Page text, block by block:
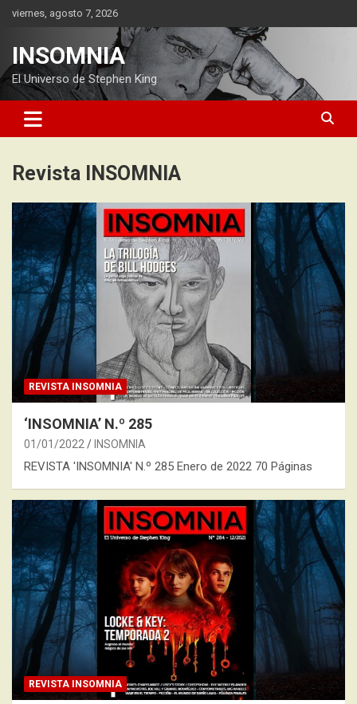
Saltarviernes, agosto 7, 2026
INSOMNIA
El Universo de Stephen King
Revista INSOMNIA
REVISTA INSOMNIA
‘INSOMNIA’ N.º 285
01/01/2022 INSOMNIA
REVISTA 'INSOMNIA' N.º 285 Enero de 2022 70 Páginas
REVISTA INSOMNIA